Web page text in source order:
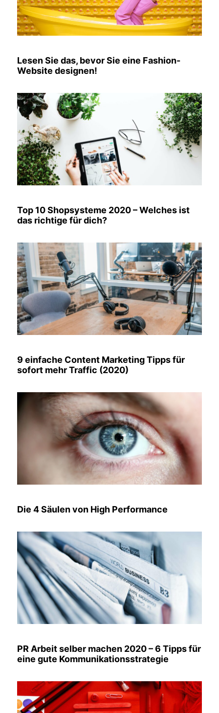
Lesen Sie das, bevor Sie eine Fashion-
Website designen!
Top 10 Shopsysteme 2020 – Welches ist
das richtige für dich?
9 einfache Content Marketing Tipps für
sofort mehr Traffic (2020)
Die 4 Säulen von High Performance
PR Arbeit selber machen 2020 – 6 Tipps für
eine gute Kommunikationsstrategie